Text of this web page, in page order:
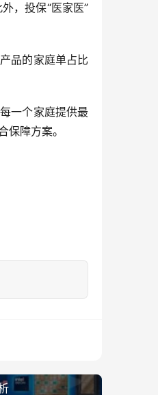
，投保“医家医”
品的家庭单占比
一个家庭提供最
障方案。